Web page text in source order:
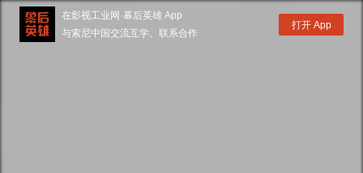
在影视工业网·幕后英雄 App
与索尼中国交流互学、联系合作
打开 App